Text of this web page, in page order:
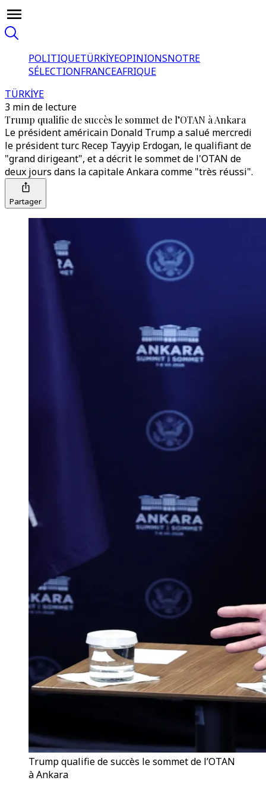
POLITIQUETÜRKİYEOPINIONSNOTRE
SÉLECTIONFRANCEAFRIQUE
TÜRKİYE
3 min de lecture
Trump qualifie de succès le sommet de l’OTAN à Ankara
Le président américain Donald Trump a salué mercredi
le président turc Recep Tayyip Erdogan, le qualifiant de
"grand dirigeant", et a décrit le sommet de l'OTAN de
deux jours dans la capitale Ankara comme "très réussi".
Partager
Trump qualifie de succès le sommet de l’OTAN
à Ankara